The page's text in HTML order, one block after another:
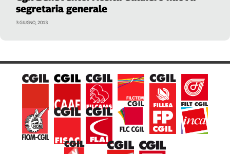
Molise
Alto
Emilia-
Friuli
Venezia
segretaria generale
3 GIUGNO, 2013